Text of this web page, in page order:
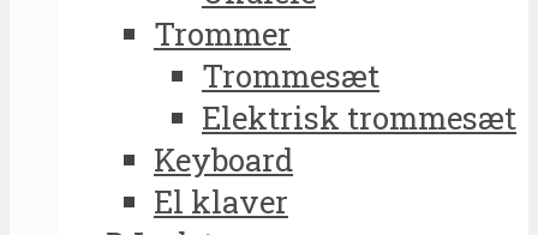
Trommer
Trommesæt
Elektrisk trommesæt
Keyboard
El klaver